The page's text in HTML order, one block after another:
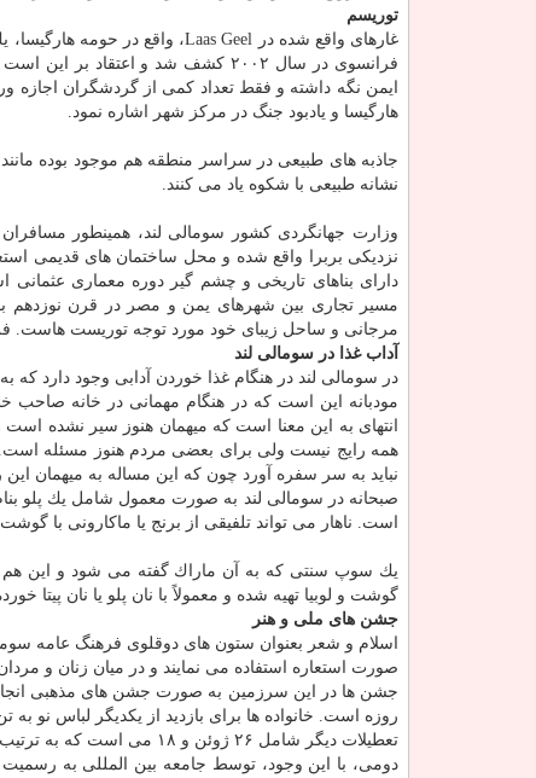
توریسم
ایمن نگه داشته و فقط تعداد كمی از گردشگران اجازه
هارگیسا و یادبود جنگ در مركز شهر اشاره نمود.
نشانه طبیعی با شكوه یاد می كنند.
وزارت جهانگردی كشور سومالی ­لند، همینطور
نزدیكی بربرا واقع شده و محل ساختمان های قدیمی
دارای بناهای تاریخی و چشم گیر دوره معماری
مسیر تجاری بین شهرهای یمن و مصر در قرن نوزدهم
مرجانی و ساحل زیبای خود مورد توجه توریست­ هاست.
آداب غذا در سومالی لند
در سومالی ­لند در هنگام غذا خوردن آدابی وجود دارد
مودبانه این است كه در هنگام مهمانی در خانه صاحب
انتهای به این معنا است كه میهمان هنوز سیر نشده است
همه رایج نیست ولی برای بعضی مردم هنوز مسئله
نباید به سر سفره آورد چون كه این مساله به میهمان
صبحانه در سومالی ­لند به صورت معمول شامل یك پلو
است. ناهار می تواند تلفیقی از برنج یا ماكارونی با
یك سوپ سنتی كه به آن ماراك گفته می شود و این هم
گوشت و لوبیا تهیه شده و معمولاً با نان پلو یا نان پیتا
جشن های ملی و هنر
اسلام و شعر بعنوان ستون های دوقلوی فرهنگ عامه
صورت استعاره استفاده می نمایند و در میان زنان و
جشن ها در این سرزمین به صورت جشن های مذهبی
روزه است. خانواده ها برای بازدید از یكدیگر لباس نو
تعطیلات دیگر شامل ۲۶
دومی، با این وجود، توسط جامعه بین المللی به